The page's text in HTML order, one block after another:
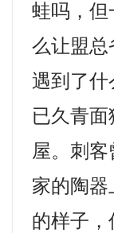
蛙吗，
么让盟
遇到了
已久青
屋。刺
家的陶
的样子